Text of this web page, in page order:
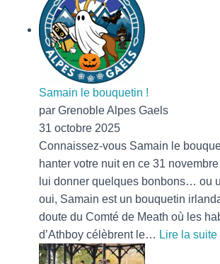
Samain le bouquetin !
par Grenoble Alpes Gaels
31 octobre 2025
Connaissez-vous Samain le
hanter votre nuit en ce 31
lui donner quelques bonbons… ou
oui, Samain est un bouquetin
doute du Comté de Meath où les
d’Athboy célèbrent le… Lire la suite: